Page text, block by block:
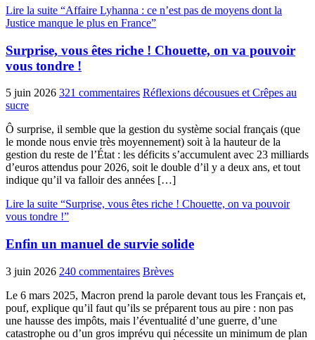
Lire la suite “Affaire Lyhanna : ce n’est pas de moyens dont la
Justice manque le plus en France”
Surprise, vous êtes riche ! Chouette, on va pouvoir
vous tondre !
5 juin 2026 321 commentaires Réflexions décousues et Crêpes au
sucre
Ô surprise, il semble que la gestion du système social français (que
le monde nous envie très moyennement) soit à la hauteur de la
gestion du reste de l’État : les déficits s’accumulent avec 23 milliards
d’euros attendus pour 2026, soit le double d’il y a deux ans, et tout
indique qu’il va falloir des années […]
Lire la suite “Surprise, vous êtes riche ! Chouette, on va pouvoir
vous tondre !”
Enfin un manuel de survie solide
3 juin 2026 240 commentaires Brèves
Le 6 mars 2025, Macron prend la parole devant tous les Français et,
pouf, explique qu’il faut qu’ils se préparent tous au pire : non pas
une hausse des impôts, mais l’éventualité d’une guerre, d’une
catastrophe ou d’un gros imprévu qui nécessite un minimum de plan